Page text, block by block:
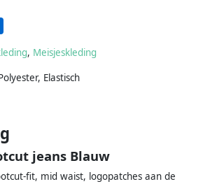
, Meisjeskleding
, Elastisch
jeans Blauw
fit, mid waist, logopatches aan de